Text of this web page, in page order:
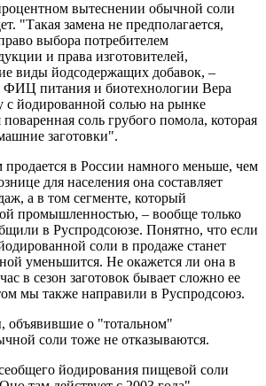
вытеснении обычной соли
"Такая замена не предполагается,
выбора потребителем
и права изготовителей,
виды йодсодержащих добавок, –
ФИЦ питания и биотехнологии Вера
с йодированной солью на рынке
соль грубого помола, которая
заготовки".
продается в России намного меньше, чем
для населения она составляет
а в том сегменте, который
промышленностью, – вообще только
в Руспродсоюзе. Понятно, что если
соли в продаже станет
уменьшится. Не окажется ли она в
в сезон заготовок бывает сложно ее
мы также направили в Руспродсоюз.
объявившие о "тотальном"
соли тоже не отказываются.
йодирования пищевой соли